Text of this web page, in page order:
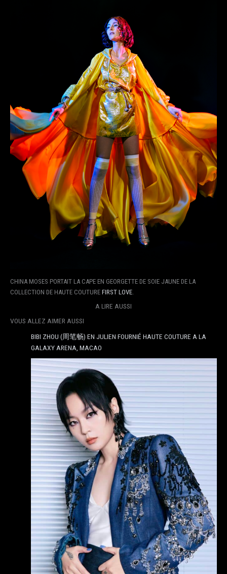
CHINA MOSES PORTAIT LA CAPE EN GEORGETTE DE SOIE JAUNE DE LA
COLLECTION DE HAUTE COUTURE FIRST LOVE
A LIRE AUSSI
VOUS ALLEZ AIMER AUSSI
BIBI ZHOU (周笔畅) EN JULIEN FOURNIÉ HAUTE COUTURE A LA
GALAXY ARENA, MACAO